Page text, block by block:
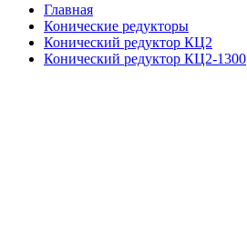
Главная
Конические редукторы
Конический редуктор КЦ2
Конический редуктор КЦ2-1300